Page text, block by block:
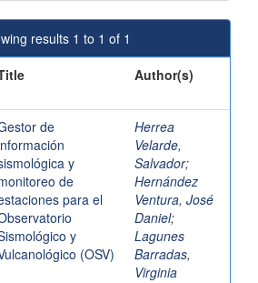
results 1 to 1 of 1
Author(s)
de
y
de
para el
y
(OSV)
Herrea
Velarde,
Salvador;
Hernández
Ventura, José
Daniel;
Lagunes
Barradas,
Virginia